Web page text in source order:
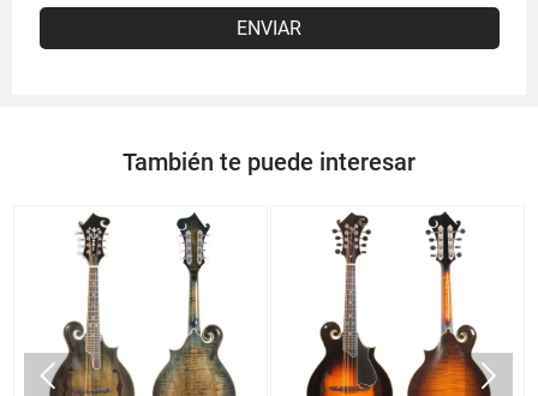
ENVIAR
También te puede interesar
 